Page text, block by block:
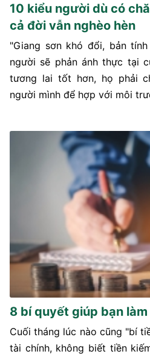
10 kiểu người dù có
cả đời vẫn nghèo hèn
"Giang sơn khó đổi, bản
người sẽ phản ánh thực tại
tương lai tốt hơn, họ phải
người mình để hợp với môi
8 bí quyết giúp bạn
Cuối tháng lúc nào cũng "bí
tài chính, không biết tiền